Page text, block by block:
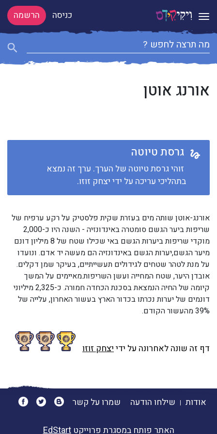
Toggle navigation כניסה הרשמה
אורנג אוטן
גרסת טיוטה
זוהי גרסת טיוטה של הערך. ערך זה נמצא
בתהליכי עריכה על ידי יצחק זוזו.
אורנג-אוטן שותה מים בעזרת שקית פלסטיק על רקע ערפיח של
שריפות ביער הגשם סומטרה באינדונזיה - השנה היו כ-2,000
מוקדי שריפות ביערות הגשם באי שכילו שטח של 8 מיליון דונם
מיער הגשם,יערות הגשם באינדונזיה הם מעשה יד אדם. ונועדו
על מנת לטהר שטחים לגידולים תעשייתיים, בעיקר שמן דקלים.
אובדן היער, שטח המחייה ועשן השריפות.מאיימים על המשך
קיומה של החיה הנמצאת בסכנת הכחדה חמורה. כ-2,325 מיליוני
דונמים של יערות נכרתו בכדור הארץ בעשור האחרון, עלייה של
39% מהעשור הקודם.
דף זה שונה לאחרונה על ידייצחק זוזו
אודות שילחו הודעה שמרו על קשר
האתר פותח במסגרת פרוייקטEdStart